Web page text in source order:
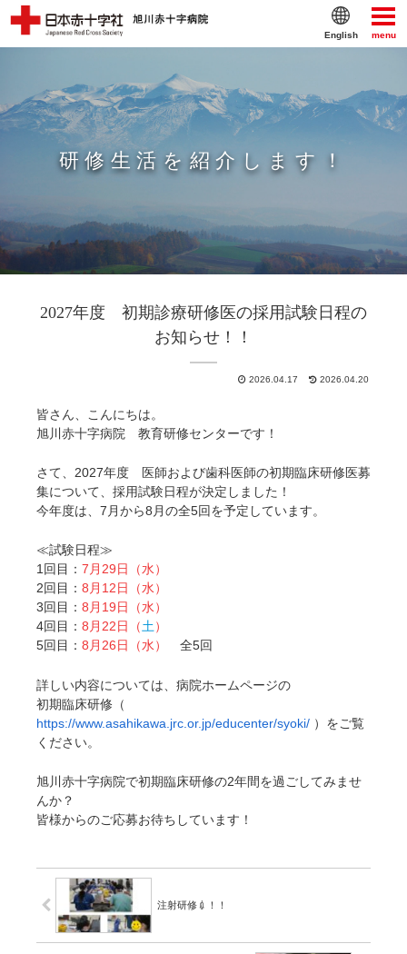
menu
English
研修生活を紹介します！
2027年度 初期診療研修医の採用試験日程の
お知らせ！！
2026.04.20
2026.04.17
皆さん、こんにちは。
旭川赤十字病院 教育研修センターです！
さて、2027年度 医師および歯科医師の初期臨床研修医募
集について、採用試験日程が決定しました！
今年度は、7月から8月の全5回を予定しています。
≪試験日程≫
1回目： 7月29日（水）
2回目： 8月12日（水）
3回目： 8月19日（水）
4回目： 8月22日（土）
5回目： 8月26日（水） 全5回
詳しい内容については、病院ホームページの
初期臨床研修（
https://www.asahikawa.jrc.or.jp/educenter/syoki/ ）をご覧
ください。
旭川赤十字病院で初期臨床研修の2年間を過ごしてみませ
んか？
皆様からのご応募お待ちしています！
注射研修💉！！